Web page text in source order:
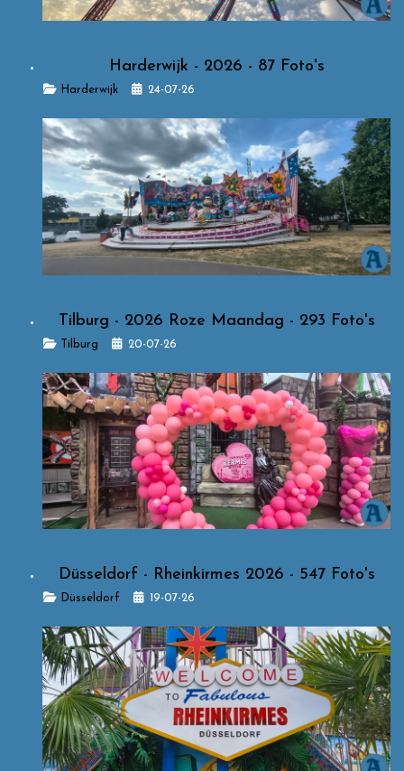
Harderwijk - 2026 - 87 Foto's
DetailsHarderwijk 24-07-26
Tilburg - 2026 Roze Maandag - 293 Foto's
Details
Tilburg 20-07-26
Düsseldorf - Rheinkirmes 2026 - 547 Foto's
DetailsDüsseldorf 19-07-26